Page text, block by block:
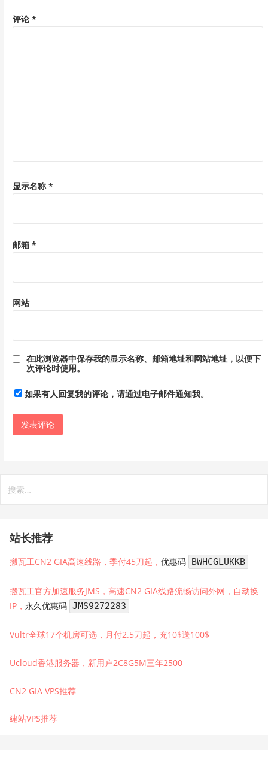
评论 *
显示名称 *
邮箱 *
网站
在此浏览器中保存我的显示名称、邮箱地址和网站地址，以便下
次评论时使用。
如果有人回复我的评论，请通过电子邮件通知我。
索：
站长推荐
搬瓦工CN2 GIA高速线路，季付45刀起， 优惠码 BWHCGLUKKB
搬瓦工官方加速服务JMS，高速CN2 GIA线路流畅访问外网，自动换
IP， 永久优惠码 JMS9272283
Vultr全球17个机房可选，月付2.5刀起，充10$送100$
Ucloud香港服务器，新用户2C8G5M三年2500
CN2 GIA VPS推荐
建站VPS推荐